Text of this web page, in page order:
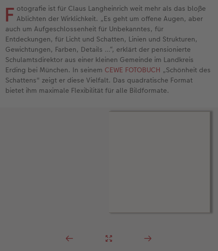
Foto-Kochbuch
Kundenbeispiele
Webinare
CEWE myPhotos
CEWE myPhotos
Neuheiten
Extras
Gallery Print
hexxas
Willkommensschild
Wandgestaltung
Klappkarten
Fotokarten
Postkarten
Karte mit Einsteckfoto
Faber-Castell
Haustierwelt
Geschenkideen
Kundenbeispiele
CEWE myPhotos
Neuheiten
Kundenbeispiele
Baby
Familie
Geburtstag
Fotowettbewerbe
F otografie ist für Claus Langheinrich weit mehr als das bloße
Ablichten der Wirklichkeit. „Es geht um offene Augen, aber
auch um Aufgeschlossenheit für Unbekanntes, für
Entdeckungen, für Licht und Schatten, Linien und Strukturen,
Gewichtungen, Farben, Details …“, erklärt der pensionierte
Schulamtsdirektor aus einer kleinen Gemeinde im Landkreis
Erding bei München. In seinem CEWE FOTOBUCH „Schönheit des
Schattens" zeigt er diese Vielfalt. Das quadratische Format
bietet ihm maximale Flexibilität für alle Bildformate.